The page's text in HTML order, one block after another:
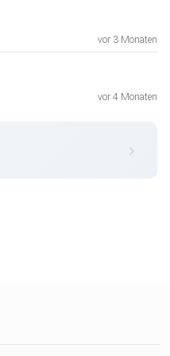
vor 3 Monaten
vor 4 Monaten